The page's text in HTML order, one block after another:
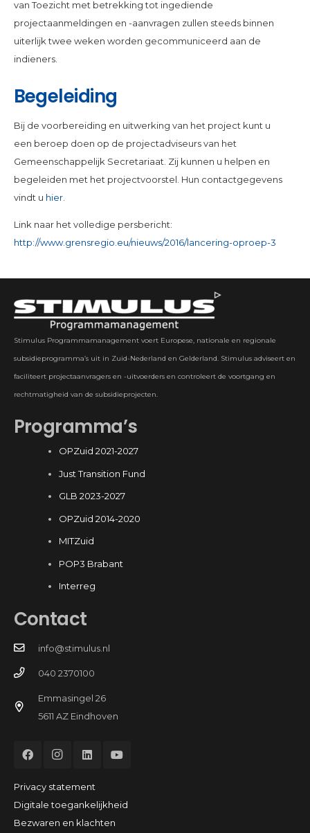
van Toezicht met betrekking tot ingediende
projectaanmeldingen en -aanvragen zullen steeds binnen
uiterlijk twee weken worden gecommuniceerd aan de
indieners.
Begeleiding
Bij de voorbereiding en uitwerking van het project kunt u
een beroep doen op de projectadviseurs van het
Gemeenschappelijk Secretariaat. Zij kunnen u helpen en
begeleiden met het projectvoorstel. Hun contactgegevens
vindt u hier.
Link naar het volledige persbericht:
http://www.grensregio.eu/nieuws/2016/lancering-oproep-3
Stimulus Programmamanagement voert Europese, nationale en regionale
subsidieprogramma’s uit in Zuid-Nederland en Gelderland. Stimulus adviseert en
faciliteert projectaanvragers en -uitvoerders en controleert de voortgang en
rechtmatigheid van de subsidieprojecten.
Programma’s
OPZuid 2021-2027
Just Transition Fund
GLB 2023-2027
OPZuid 2014-2020
MITZuid
POP3 Brabant
Interreg
Contact
info@stimulus.nl
040 2370100
Emmasingel 26
5611 AZ Eindhoven
Privacy statement
Digitale toegankelijkheid
Bezwaren en klachten